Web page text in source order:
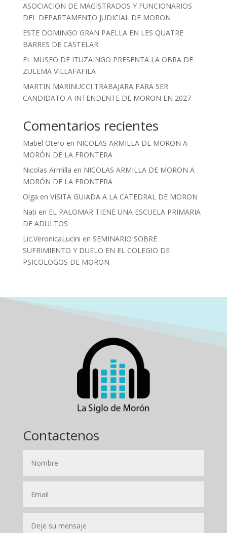
ASOCIACION DE MAGISTRADOS Y FUNCIONARIOS
DEL DEPARTAMENTO JUDICIAL DE MORON
ESTE DOMINGO GRAN PAELLA EN LES QUATRE
BARRES DE CASTELAR
EL MUSEO DE ITUZAINGO PRESENTA LA OBRA DE
ZULEMA VILLAFAFILA
MARTIN MARINUCCI TRABAJARA PARA SER
CANDIDATO A INTENDENTE DE MORON EN 2027
Comentarios recientes
Mabel Otero en NICOLAS ARMILLA DE MORON A
MORÓN DE LA FRONTERA
Nicolas Armilla en NICOLAS ARMILLA DE MORON A
MORÓN DE LA FRONTERA
Olga en VISITA GUIADA A LA CATEDRAL DE MORON
Nati en EL PALOMAR TIENE UNA ESCUELA PRIMARIA
DE ADULTOS
Lic.VeronicaLucini en SEMINARIO SOBRE
SUFRIMIENTO Y DUELO EN EL COLEGIO DE
PSICOLOGOS DE MORON
Contactenos